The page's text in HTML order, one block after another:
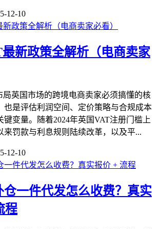
12-10
最新政策全解析（电商卖家
局英国市场的跨境电商卖家必须搞懂的核
也是评估利润空间、定价策略与合规成本
键变量。随着2024年英国VAT注册门槛上
来罚款与利息规则陆续改革，以及平...
12-10
仓一件代发怎么收费？真实
程